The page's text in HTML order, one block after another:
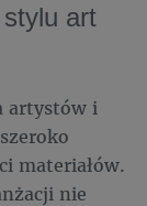
art
artystów i
materiałów.
nie